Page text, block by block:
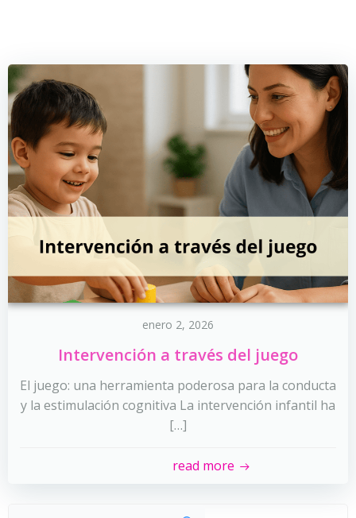
enero 2, 2026
Intervención a través del juego
El juego: una herramienta poderosa para la conducta
y la estimulación cognitiva La intervención infantil ha
[…]
read more